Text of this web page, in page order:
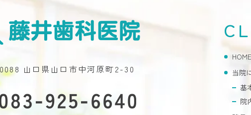
山口県山口市中河原町2-30
HOME
当院
基
院